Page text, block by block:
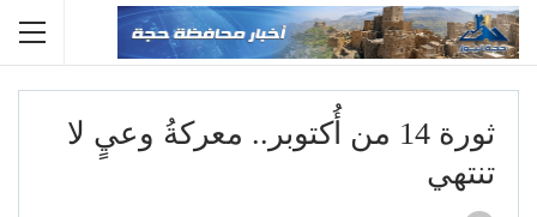
ثورة 14 من أُكتوبر.. معركةُ وعيٍ لا
تنتهي